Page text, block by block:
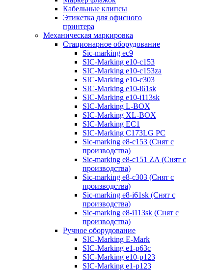
Кабельные клипсы
Этикетка для офисного
принтера
Механическая маркировка
Стационарное оборудование
Sic-marking ec9
SIC-Marking e10-c153
SIC-Marking e10-c153za
SIC-Marking e10-c303
SIC-Marking e10-i61sk
SIC-Marking e10-i113sk
SIC-Marking L-BOX
SIC-Marking XL-BOX
SIC-Marking EC1
SIC-Marking C173LG PC
Sic-marking e8-c153 (Снят с
производства)
Sic-marking e8-c151 ZA (Снят с
производства)
Sic-marking e8-c303 (Снят с
производства)
Sic-marking e8-i61sk (Снят с
производства)
Sic-marking e8-i113sk (Снят с
производства)
Ручное оборудование
SIC-Marking E-Mark
SIC-Marking e1-p63с
SIC-Marking e10-p123
SIC-Marking e1-p123